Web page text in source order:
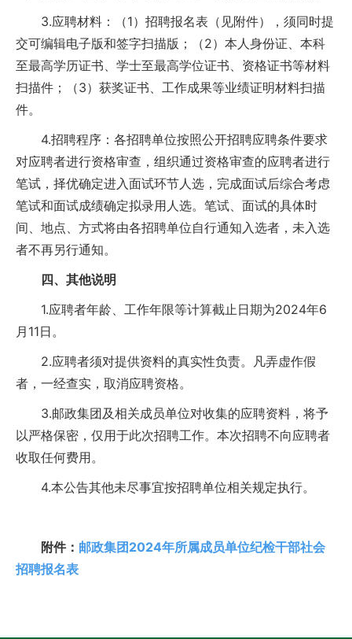
3.应聘材料：（1）招聘报名表（见附件），须同时提
交可编辑电子版和签字扫描版；（2）本人身份证、本科
至最高学历证书、学士至最高学位证书、资格证书等材料
扫描件；（3）获奖证书、工作成果等业绩证明材料扫描
件。
4.招聘程序：各招聘单位按照公开招聘应聘条件要求
对应聘者进行资格审查，组织通过资格审查的应聘者进行
笔试，择优确定进入面试环节人选，完成面试后综合考虑
笔试和面试成绩确定拟录用人选。笔试、面试的具体时
间、地点、方式将由各招聘单位自行通知入选者，未入选
者不再另行通知。
四、其他说明
1.应聘者年龄、工作年限等计算截止日期为2024年6
月11日。
2.应聘者须对提供资料的真实性负责。凡弄虚作假
者，一经查实，取消应聘资格。
3.邮政集团及相关成员单位对收集的应聘资料，将予
以严格保密，仅用于此次招聘工作。本次招聘不向应聘者
收取任何费用。
4.本公告其他未尽事宜按招聘单位相关规定执行。
附件： 邮政集团2024年所属成员单位纪检干部社会
招聘报名表